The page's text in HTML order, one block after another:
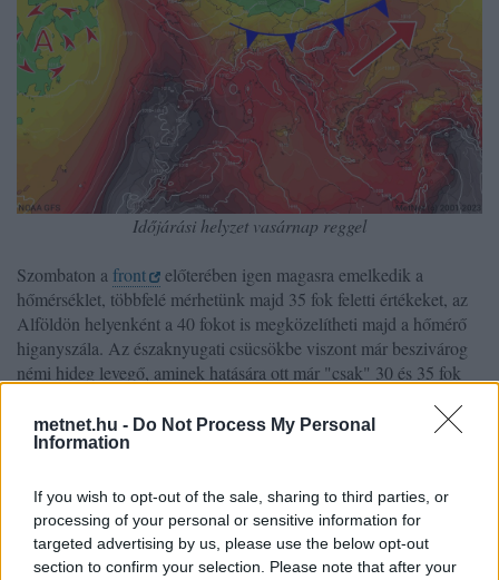
metnet.hu - Do Not Process My Personal
Information
If you wish to opt-out of the sale, sharing to third parties, or
processing of your personal or sensitive information for
targeted advertising by us, please use the below opt-out
section to confirm your selection. Please note that after your
Időjárási helyzet vasárnap reggel
Szombaton a front
előterében igen magasra emelkedik a
hőmérséklet, többfelé mérhetünk majd 35 fok feletti értékeket, az
Alföldön helyenként a 40 fokot is megközelítheti majd a hőmérő
higanyszála. Az északnyugati csücsökbe viszont már beszivárog
némi hideg levegő, aminek hatására ott már "csak" 30 és 35 fok